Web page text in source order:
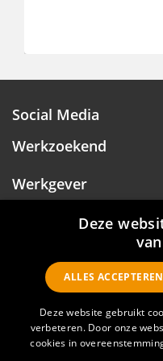
Social Media
Werkzoekend
Werkgever
Over
FAQ
Deze
Deze website gebruikt
verbeteren. Door onze
cookies in
ALLES ACCEPTEREN